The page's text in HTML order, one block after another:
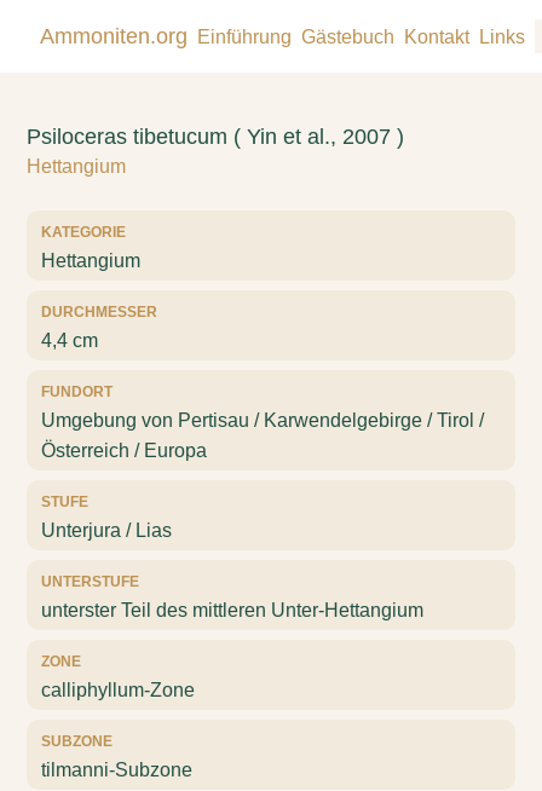
Ammoniten.org Einführung Gästebuch Kontakt Links
Psiloceras tibetucum ( Yin et al., 2007 )
Hettangium
KATEGORIE
Hettangium
DURCHMESSER
4,4 cm
FUNDORT
Umgebung von Pertisau / Karwendelgebirge / Tirol /
Österreich / Europa
STUFE
Unterjura / Lias
UNTERSTUFE
unterster Teil des mittleren Unter-Hettangium
ZONE
calliphyllum-Zone
SUBZONE
tilmanni-Subzone